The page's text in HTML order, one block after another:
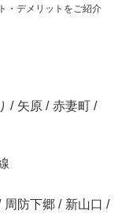
・デメリットをご紹介
/ 矢原 / 赤妻町 /
周防下郷 / 新山口 /